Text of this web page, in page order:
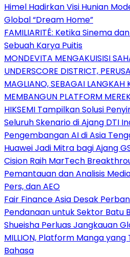
Himel Hadirkan Visi Hunian
Global “Dream Home”
FAMILIARITÉ: Ketika Sinema
Sebuah Karya Puitis
MONDEVITA MENGAKUISISI
UNDERSCORE DISTRICT,
MAGLIANO, SEBAGAI LANGKAH
MEMBANGUN PLATFORM
HIKSEMI Tampilkan Solusi
Seluruh Skenario di Ajang DTI
Pengembangan AI di Asia
Huawei Jadi Mitra bagi Ajang
Cision Raih MarTech
Pemantauan dan Analisis
Pers, dan AEO
Fair Finance Asia Desak
Pendanaan untuk Sektor Batu
Shueisha Perluas Jangkauan
MILLION, Platform Manga
Bahasa